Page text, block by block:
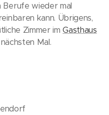
Berufe wieder mal
kann. Übrigens,
Zimmer imGasthaus
Mal.